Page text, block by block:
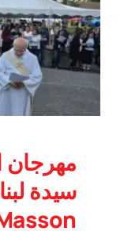
مهرجان
سيدة